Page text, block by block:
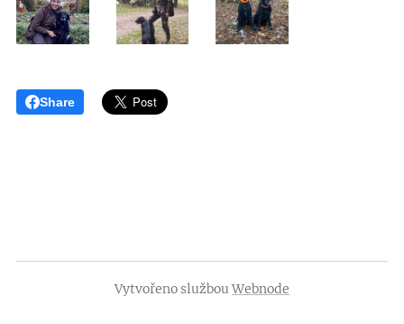
Share
Vytvořeno službouWebnode